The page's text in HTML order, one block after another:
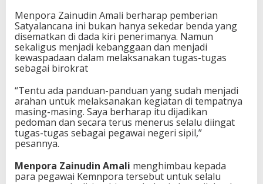
a
w
a
i
K
e
n
p
o
r
Menpora Zainudin Amali berharap pemberian
Satyalancana ini bukan hanya sekedar benda yang
disematkan di dada kiri penerimanya. Namun
sekaligus menjadi kebanggaan dan menjadi
kewaspadaan dalam melaksanakan tugas-tugas
sebagai birokrat
“Tentu ada panduan-panduan yang sudah menjadi
arahan untuk melaksanakan kegiatan di tempatnya
masing-masing. Saya berharap itu dijadikan
pedoman dan secara terus menerus selalu diingat
tugas-tugas sebagai pegawai negeri sipil,”
pesannya.
Menpora Zainudin Amali menghimbau kepada
para pegawai Kemnpora tersebut untuk selalu